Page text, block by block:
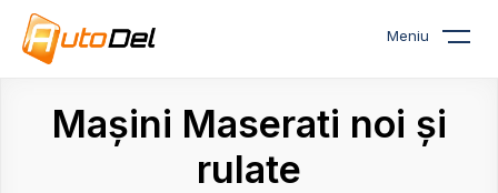
Meniu
Mașini Maserati noi și
rulate